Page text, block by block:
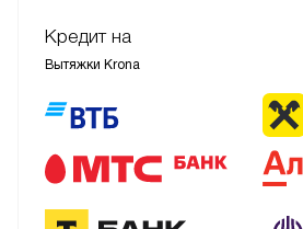
Кредит на
Вытяжки Krona